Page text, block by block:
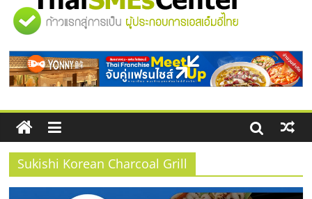
ไชส์ ครั้งที่ 8
ร้านเครื่องเสียงคุณภาพสูง พร้อม
บริษัท Cybersecurity ในไทยที่ไหนดี?
วิธีเลือกผู้ให้บริการให้คุ้มค่าและตอบ
โจทย์ธุรกิจ
"ศูนย์
รวม
ข้อมูล
ธุรกิจ
SME
Sukishi Korean Charcoal Grill